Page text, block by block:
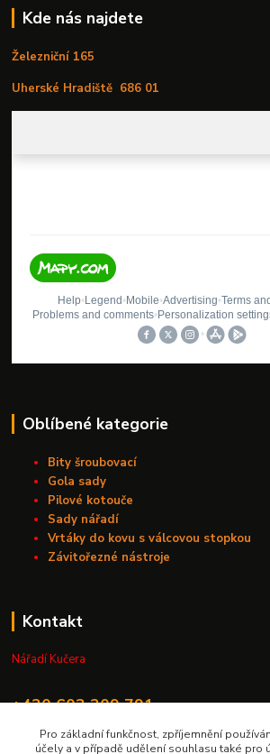
Kde nás najdete
Železniční 165
Uherské Hradiště 686 01
Oblíbené kategorie
Bity šroubovací
Gola sady
Pilové kotouče
Sady nářadí
Vrtáky do kovu s válcovou stopkou
Závitořezné nástroje
Kontakt
Nářadí Kučera
+420 603 209 791
info@naradikucera.cz
Pro základní funkčnost, zpříjemnění
účely a v případě udělení souhlasu také pro